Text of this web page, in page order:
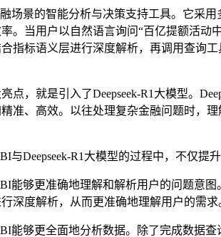
景的智能分析与决策支持工具。它采用
。当用户以自然语言询问“百亿提额活
指标语义层进行深度解析，再调用查询
，就是引入了Deepseek-R1大模型。
准、高效。以往处理复杂金融问题时，
Deepseek-R1大模型的过程中，不仅提
够更准确地理解和解析用户的问题意图
深度解析，从而更准确地理解用户的需求
够更全面地分析数据。除了完成数据查